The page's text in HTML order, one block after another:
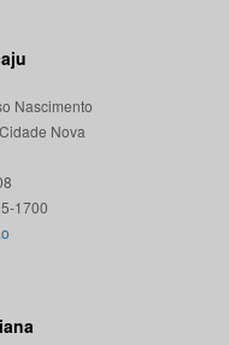
Nascimento
Nova